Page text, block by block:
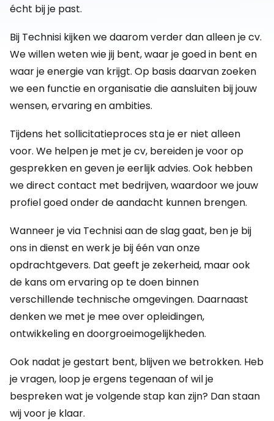
écht bij je past.
Bij Technisi kijken we daarom verder dan alleen je cv.
We willen weten wie jij bent, waar je goed in bent en
waar je energie van krijgt. Op basis daarvan zoeken
we een functie en organisatie die aansluiten bij jouw
wensen, ervaring en ambities.
Tijdens het sollicitatieproces sta je er niet alleen
voor. We helpen je met je cv, bereiden je voor op
gesprekken en geven je eerlijk advies. Ook hebben
we direct contact met bedrijven, waardoor we jouw
profiel goed onder de aandacht kunnen brengen.
Wanneer je via Technisi aan de slag gaat, ben je bij
ons in dienst en werk je bij één van onze
opdrachtgevers. Dat geeft je zekerheid, maar ook
de kans om ervaring op te doen binnen
verschillende technische omgevingen. Daarnaast
denken we met je mee over opleidingen,
ontwikkeling en doorgroeimogelijkheden.
Ook nadat je gestart bent, blijven we betrokken. Heb
je vragen, loop je ergens tegenaan of wil je
bespreken wat je volgende stap kan zijn? Dan staan
wij voor je klaar.